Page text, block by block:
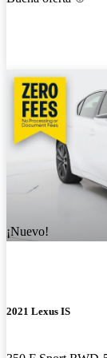
¡Nuevo!
2021 Lexus IS